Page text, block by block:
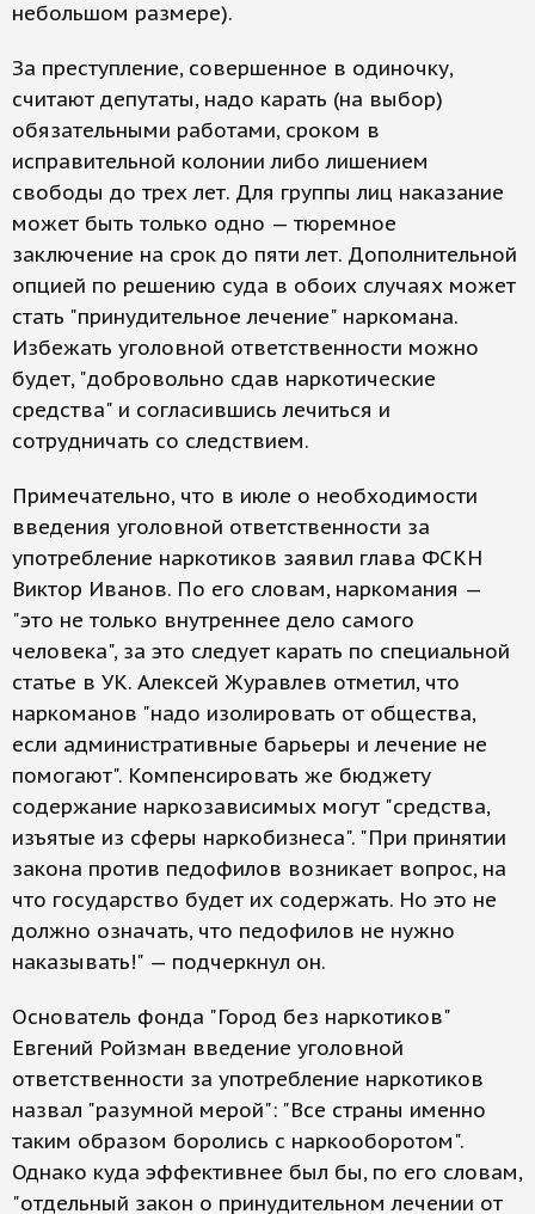
небольшом размере).
За преступление, совершенное в одиночку,
считают депутаты, надо карать (на выбор)
обязательными работами, сроком в
исправительной колонии либо лишением
свободы до трех лет. Для группы лиц наказание
может быть только одно — тюремное
заключение на срок до пяти лет. Дополнительной
опцией по решению суда в обоих случаях может
стать "принудительное лечение" наркомана.
Избежать уголовной ответственности можно
будет, "добровольно сдав наркотические
средства" и согласившись лечиться и
сотрудничать со следствием.
Примечательно, что в июле о необходимости
введения уголовной ответственности за
употребление наркотиков заявил глава ФСКН
Виктор Иванов. По его словам, наркомания —
"это не только внутреннее дело самого
человека", за это следует карать по специальной
статье в УК. Алексей Журавлев отметил, что
наркоманов "надо изолировать от общества,
если административные барьеры и лечение не
помогают". Компенсировать же бюджету
содержание наркозависимых могут "средства,
изъятые из сферы наркобизнеса". "При принятии
закона против педофилов возникает вопрос, на
что государство будет их содержать. Но это не
должно означать, что педофилов не нужно
наказывать!" — подчеркнул он.
Основатель фонда "Город без наркотиков"
Евгений Ройзман введение уголовной
ответственности за употребление наркотиков
назвал "разумной мерой": "Все страны именно
таким образом боролись с наркооборотом".
Однако куда эффективнее был бы, по его словам,
"отдельный закон о принудительном лечении от